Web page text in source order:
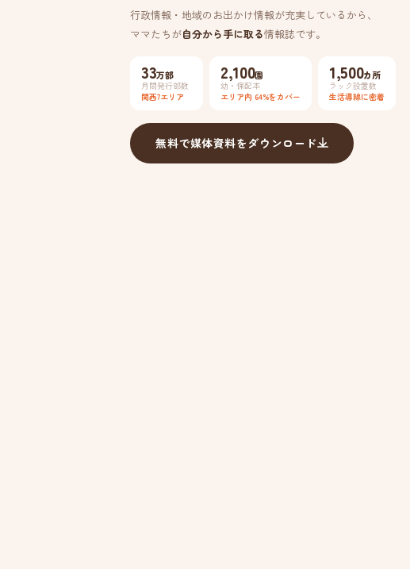
行政情報・地域のお出かけ情報が充実しているから、
ママたちが自分から手に取る情報誌です。
33万部
月間発行部数
関西7エリア
2,100園
幼・保配本
エリア内 64%をカバー
1,500カ所
ラック設置数
生活導線に密着
無料で媒体資料をダウンロード